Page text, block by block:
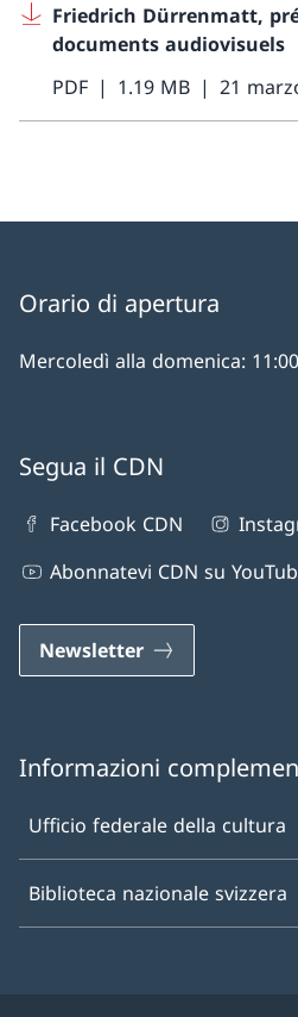
Friedrich Dürrenmatt,
documents audiovisuels
PDF
1.19 MB 21
Orario di apertura
Mercoledì alla domenica:
Segua il CDN
Facebook CDN
Abonnatevi CDN su
Newsletter
Informazioni
Ufficio federale della cultura
Biblioteca nazionale svizzera